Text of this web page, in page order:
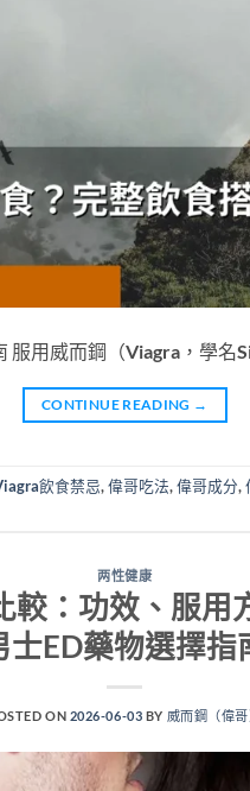
服用威而鋼（Viagra，學
CONTINUE READING →
飲食禁忌,偉哥吃法,偉哥成分,
两性健康
較：功效、服用
士ED藥物選擇指
ON 2026-06-03 BY 威而鋼（偉哥